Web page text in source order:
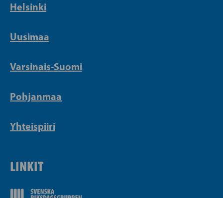
Helsinki
Uusimaa
Varsinais-Suomi
Pohjanmaa
Yhteispiiri
LINKIT